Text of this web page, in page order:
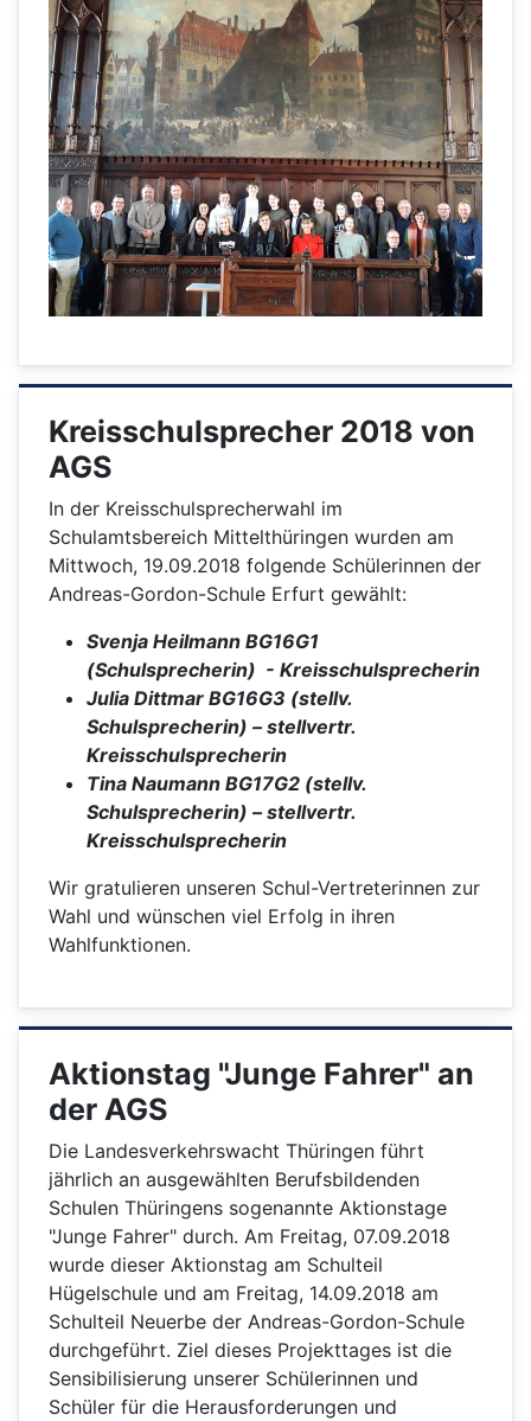
Kreisschulsprecher 2018 von
AGS
In der Kreisschulsprecherwahl im
Schulamtsbereich Mittelthüringen wurden am
Mittwoch, 19.09.2018 folgende Schülerinnen der
Andreas-Gordon-Schule Erfurt gewählt:
Svenja Heilmann BG16G1
(Schulsprecherin) - Kreisschulsprecherin
Julia Dittmar BG16G3 (stellv.
Schulsprecherin) – stellvertr.
Kreisschulsprecherin
Tina Naumann BG17G2 (stellv.
Schulsprecherin) – stellvertr.
Kreisschulsprecherin
Wir gratulieren unseren Schul-Vertreterinnen zur
Wahl und wünschen viel Erfolg in ihren
Wahlfunktionen.
Aktionstag "Junge Fahrer" an
der AGS
Die Landesverkehrswacht Thüringen führt
jährlich an ausgewählten Berufsbildenden
Schulen Thüringens sogenannte Aktionstage
"Junge Fahrer" durch. Am Freitag, 07.09.2018
wurde dieser Aktionstag am Schulteil
Hügelschule und am Freitag, 14.09.2018 am
Schulteil Neuerbe der Andreas-Gordon-Schule
durchgeführt. Ziel dieses Projekttages ist die
Sensibilisierung unserer Schülerinnen und
Schüler für die Herausforderungen und